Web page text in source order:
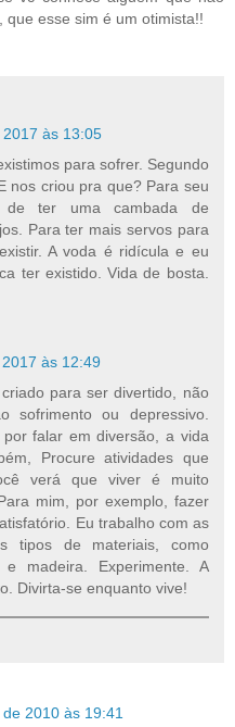
que esse sim é um otimista!!
às 13:05
para sofrer. Segundo
nos criou pra que? Para seu
ter uma cambada de
Para ter mais servos para
A voda é ridícula e eu
ter existido. Vida de bosta.
às 12:49
para ser divertido, não
sofrimento ou depressivo.
falar em diversão, a vida
Procure atividades que
verá que viver é muito
mim, por exemplo, fazer
Eu trabalho com as
tipos de materiais, como
madeira. Experimente. A
Divirta-se enquanto vive!
2010 às 19:41